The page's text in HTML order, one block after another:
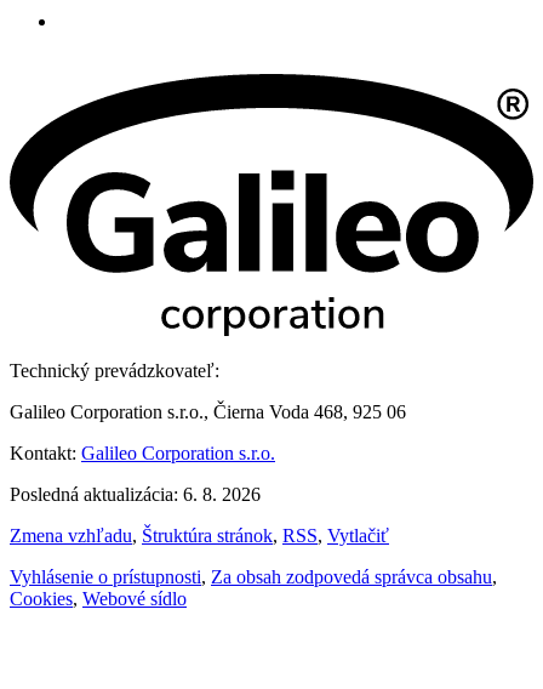
Technický prevádzkovateľ:
Galileo Corporation s.r.o., Čierna Voda 468, 925 06
Kontakt: Galileo Corporation s.r.o.
Posledná aktualizácia: 6. 8. 2026
Zmena vzhľadu, Štruktúra stránok, RSS, Vytlačiť
Vyhlásenie o prístupnosti, Za obsah zodpovedá správca obsahu,
Cookies, Webové sídlo